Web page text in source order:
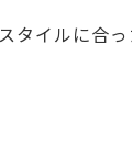
タイルに合